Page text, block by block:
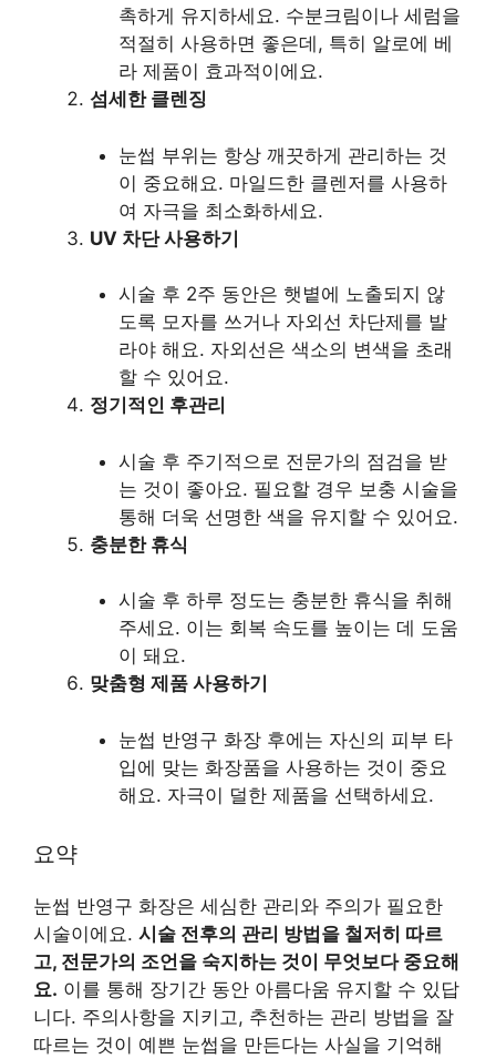
촉하게 유지하세요. 수분크림이나 세럼을
적절히 사용하면 좋은데, 특히 알로에 베
라 제품이 효과적이에요.
섬세한 클렌징
눈썹 부위는 항상 깨끗하게 관리하는 것
이 중요해요. 마일드한 클렌저를 사용하
여 자극을 최소화하세요.
UV 차단 사용하기
시술 후 2주 동안은 햇볕에 노출되지 않
도록 모자를 쓰거나 자외선 차단제를 발
라야 해요. 자외선은 색소의 변색을 초래
할 수 있어요.
정기적인 후관리
시술 후 주기적으로 전문가의 점검을 받
는 것이 좋아요. 필요할 경우 보충 시술을
통해 더욱 선명한 색을 유지할 수 있어요.
충분한 휴식
시술 후 하루 정도는 충분한 휴식을 취해
주세요. 이는 회복 속도를 높이는 데 도움
이 돼요.
맞춤형 제품 사용하기
눈썹 반영구 화장 후에는 자신의 피부 타
입에 맞는 화장품을 사용하는 것이 중요
해요. 자극이 덜한 제품을 선택하세요.
요약
눈썹 반영구 화장은 세심한 관리와 주의가 필요한
시술이에요. 시술 전후의 관리 방법을 철저히 따르
고, 전문가의 조언을 숙지하는 것이 무엇보다 중요해
요. 이를 통해 장기간 동안 아름다움 유지할 수 있답
니다. 주의사항을 지키고, 추천하는 관리 방법을 잘
따르는 것이 예쁜 눈썹을 만든다는 사실을 기억해